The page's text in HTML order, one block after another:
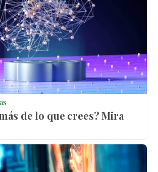
de lo que crees? Mira